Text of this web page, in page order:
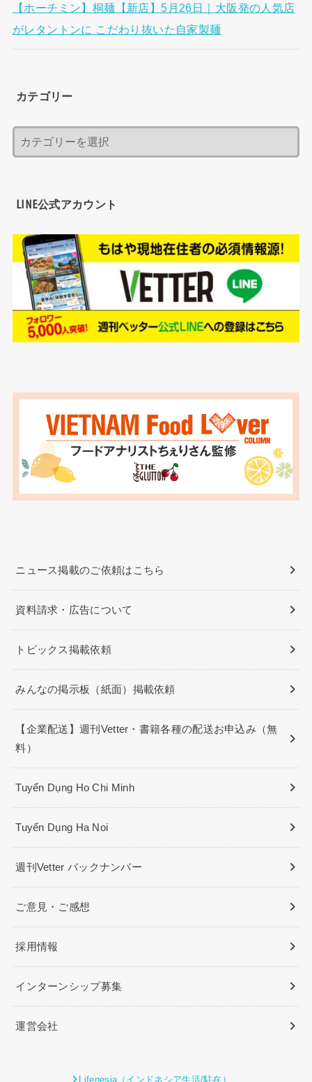
【ホーチミン】桐麺【新店】5月26日｜大阪発の人気店
がレタントンに こだわり抜いた自家製麺
カテゴリー
LINE公式アカウント
ニュース掲載のご依頼はこちら
資料請求・広告について
トピックス掲載依頼
みんなの掲示板（紙面）掲載依頼
【企業配送】週刊Vetter・書籍各種の配送お申込み（無
料）
Tuyển Dụng Ho Chi Minh
Tuyển Dụng Ha Noi
週刊Vetter バックナンバー
ご意見・ご感想
採用情報
インターンシップ募集
運営会社
Lifenesia（インドネシア生活/駐在）